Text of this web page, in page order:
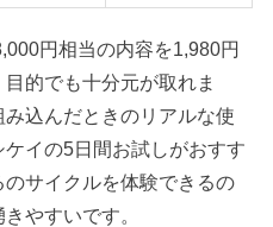
円相当の内容を1,980円
的でも十分元が取れま
込んだときのリアルな使
イの5日間お試しがおすす
サイクルを体験できるの
やすいです。